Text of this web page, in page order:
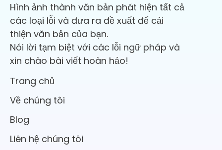
Hình ảnh thành văn bản phát hiện tất cả
các loại lỗi và đưa ra đề xuất để cải
thiện văn bản của bạn.
Nói lời tạm biệt với các lỗi ngữ pháp và
xin chào bài viết hoàn hảo!
Trang chủ
Về chúng tôi
Blog
Liên hệ chúng tôi